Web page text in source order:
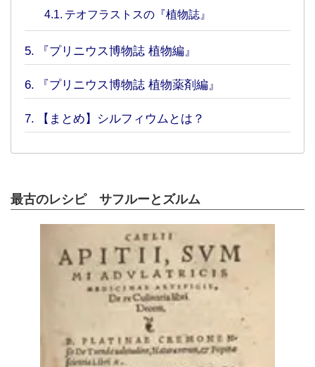
テオフラストスの『植物誌』
『プリニウス博物誌 植物編』
『プリニウス博物誌 植物薬剤編』
【まとめ】シルフィウムとは？
最古のレシピ サフルーとズルム